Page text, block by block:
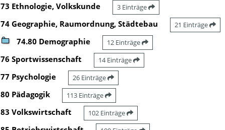
73 Ethnologie, Volkskunde 3 Einträge
74 Geographie, Raumordnung, Städtebau 21 Einträge
74.80 Demographie 12 Einträge
76 Sportwissenschaft 14 Einträge
77 Psychologie 26 Einträge
80 Pädagogik 113 Einträge
83 Volkswirtschaft 102 Einträge